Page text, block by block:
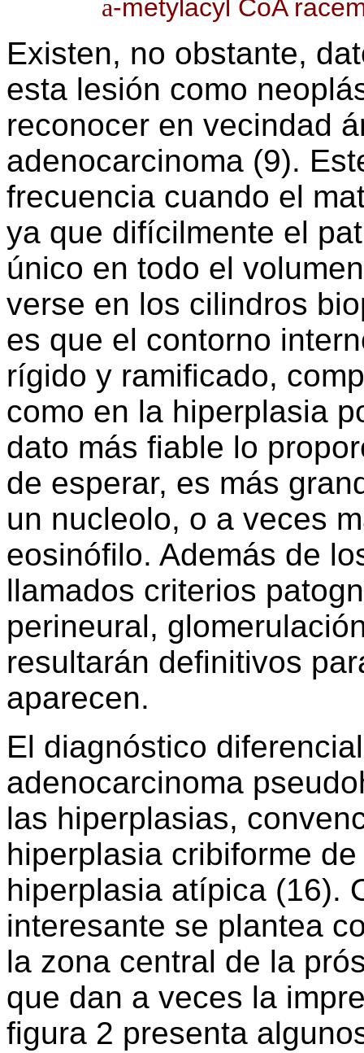
a-metylacyl CoA
Existen, no obstante,
esta lesión como
reconocer en vecindad
adenocarcinoma (9).
frecuencia cuando el
ya que difícilmente el
único en todo el
verse en los cilindros
es que el contorno
rígido y ramificado,
como en la hiperplasia
dato más fiable lo
de esperar, es más
un nucleolo, o a veces
eosinófilo. Además de
llamados criterios
perineural,
resultarán definitivos
aparecen.
El diagnóstico
adenocarcinoma
las hiperplasias,
hiperplasia cribiforme
hiperplasia atípica (16).
interesante se plantea
la zona central de la
que dan a veces la
figura 2 presenta